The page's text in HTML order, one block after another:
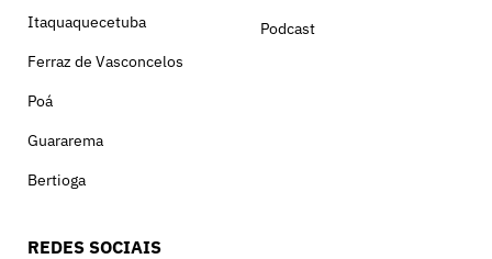
Itaquaquecetuba
Ferraz de Vasconcelos
Poá
Guararema
Bertioga
Podcast
REDES SOCIAIS